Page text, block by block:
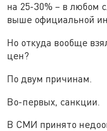
на 25-30% – в любом
выше официальной
Но откуда вообще
цен?
По двум причинам.
Во-первых, санкции.
В СМИ принято